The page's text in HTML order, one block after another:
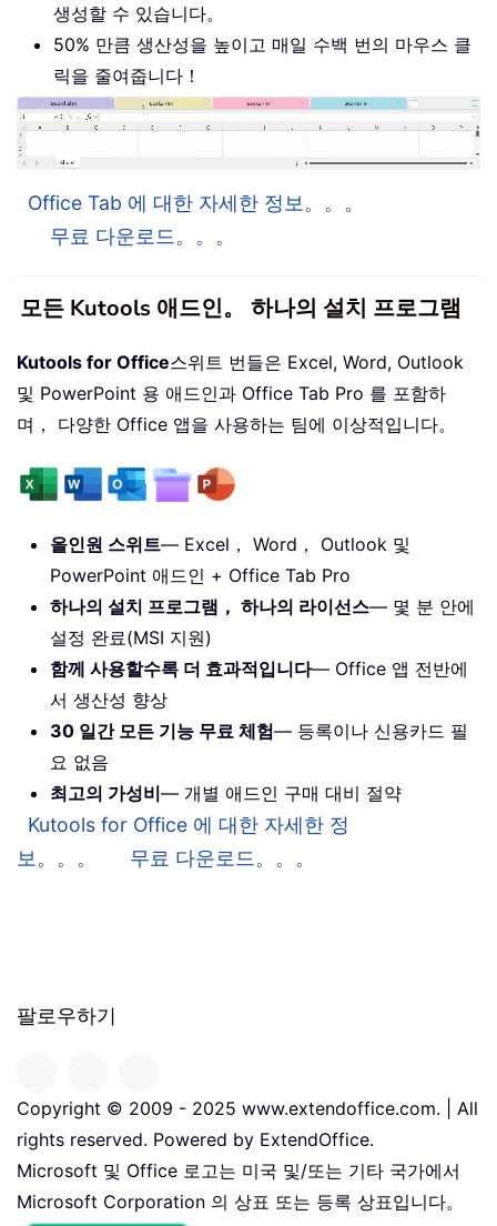
생성할 수 있습니다。
50% 만큼 생산성을 높이고 매일 수백 번의 마우스 클
릭을 줄여줍니다！
Office Tab 에 대한 자세한 정보。。。
무료 다운로드。。。
모든 Kutools 애드인。 하나의 설치 프로그램
Kutools for Office스위트 번들은 Excel, Word, Outlook
및 PowerPoint 용 애드인과 Office Tab Pro 를 포함하
며， 다양한 Office 앱을 사용하는 팀에 이상적입니다。
올인원 스위트— Excel， Word， Outlook 및
PowerPoint 애드인 + Office Tab Pro
하나의 설치 프로그램， 하나의 라이선스— 몇 분 안에
설정 완료(MSI 지원)
함께 사용할수록 더 효과적입니다— Office 앱 전반에
서 생산성 향상
30 일간 모든 기능 무료 체험— 등록이나 신용카드 필
요 없음
최고의 가성비— 개별 애드인 구매 대비 절약
Kutools for Office 에 대한 자세한 정
보。。。
무료 다운로드。。。
팔로우하기
Copyright © 2009 - 2025 www.extendoffice.com. | All
rights reserved. Powered by ExtendOffice.
Microsoft 및 Office 로고는 미국 및/또는 기타 국가에서
Microsoft Corporation 의 상표 또는 등록 상표입니다。